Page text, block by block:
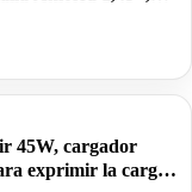
13 días por 62,52€
45W, cargador
exprimir la carga